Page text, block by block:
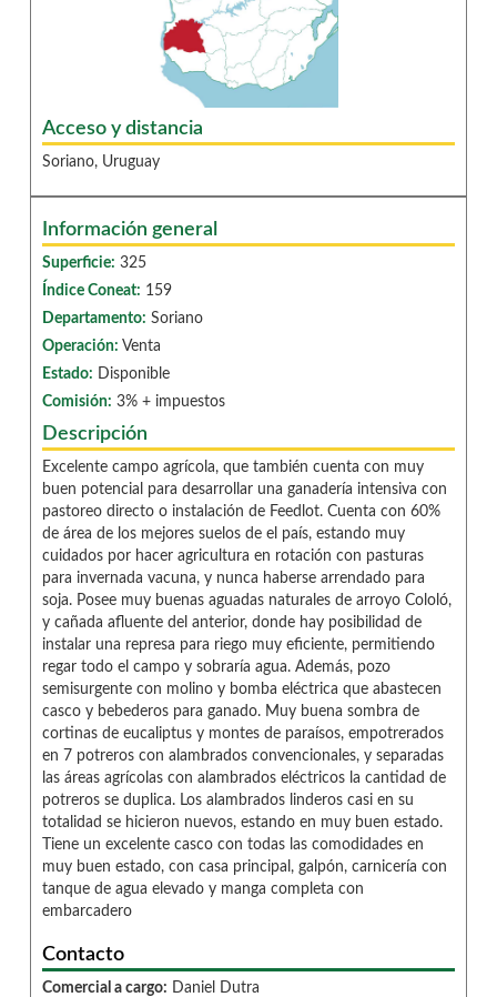
Acceso y distancia
Soriano, Uruguay
Información general
Superficie: 325
Índice Coneat: 159
Departamento: Soriano
Operación: Venta
Estado: Disponible
Comisión: 3% + impuestos
Descripción
Excelente campo agrícola, que también cuenta con muy
buen potencial para desarrollar una ganadería intensiva con
pastoreo directo o instalación de Feedlot. Cuenta con 60%
de área de los mejores suelos de el país, estando muy
cuidados por hacer agricultura en rotación con pasturas
para invernada vacuna, y nunca haberse arrendado para
soja. Posee muy buenas aguadas naturales de arroyo Cololó,
y cañada afluente del anterior, donde hay posibilidad de
instalar una represa para riego muy eficiente, permitiendo
regar todo el campo y sobraría agua. Además, pozo
semisurgente con molino y bomba eléctrica que abastecen
casco y bebederos para ganado. Muy buena sombra de
cortinas de eucaliptus y montes de paraísos, empotrerados
en 7 potreros con alambrados convencionales, y separadas
las áreas agrícolas con alambrados eléctricos la cantidad de
potreros se duplica. Los alambrados linderos casi en su
totalidad se hicieron nuevos, estando en muy buen estado.
Tiene un excelente casco con todas las comodidades en
muy buen estado, con casa principal, galpón, carnicería con
tanque de agua elevado y manga completa con
embarcadero
Contacto
Comercial a cargo: Daniel Dutra